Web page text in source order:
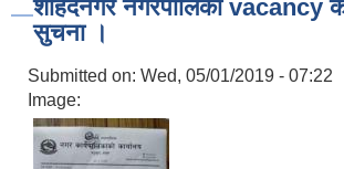
शहिदनगर नगरपालिका vacancy काे
सुचना ।
Submitted on: Wed, 05/01/2019 - 07:22
Image: